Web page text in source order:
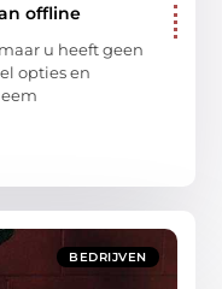
offline
u heeft geen
opties en
BEDRIJVEN